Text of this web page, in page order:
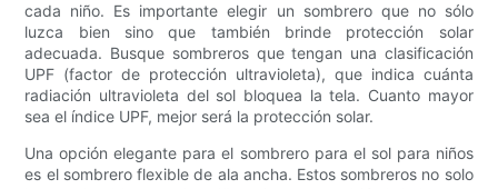
cada niño. Es importante elegir un sombrero que no sólo
luzca bien sino que también brinde protección solar
adecuada. Busque sombreros que tengan una clasificación
UPF (factor de protección ultravioleta), que indica cuánta
radiación ultravioleta del sol bloquea la tela. Cuanto mayor
sea el índice UPF, mejor será la protección solar.
Una opción elegante para el sombrero para el sol para niños
es el sombrero flexible de ala ancha. Estos sombreros no solo